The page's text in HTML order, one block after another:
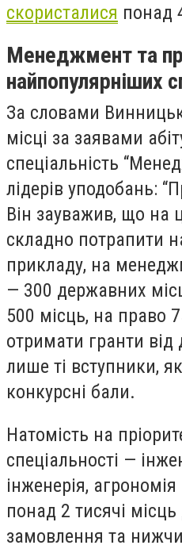
скористалися понад
Менеджмент та
найпопулярніших
За словами
місці за заявами
спеціальність
лідерів уподобань:
Він зауважив, що на
складно потрапити
прикладу, на
— 300 державних
500 місць, на право
отримати гранти
лише ті вступники,
конкурсні бали.
Натомість на
спеціальності —
інженерія,
понад 2 тисячі
замовлення та